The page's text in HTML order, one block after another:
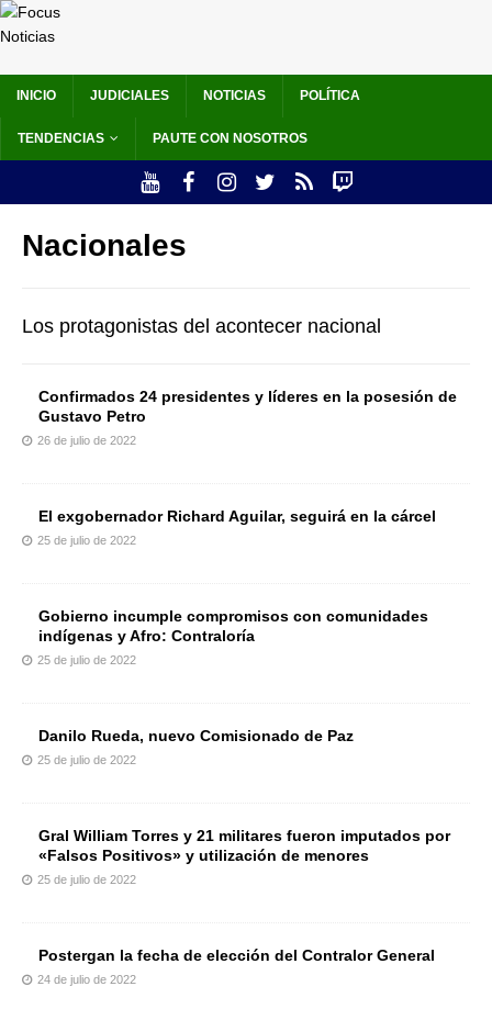
INICIO JUDICIALES NOTICIAS POLÍTICA
TENDENCIAS PAUTE CON NOSOTROS
Nacionales
Los protagonistas del acontecer nacional
Confirmados 24 presidentes y líderes en la posesión de
Gustavo Petro
26 de julio de 2022
El exgobernador Richard Aguilar, seguirá en la cárcel
25 de julio de 2022
Gobierno incumple compromisos con comunidades
indígenas y Afro: Contraloría
25 de julio de 2022
Danilo Rueda, nuevo Comisionado de Paz
25 de julio de 2022
Gral William Torres y 21 militares fueron imputados por
«Falsos Positivos» y utilización de menores
25 de julio de 2022
Postergan la fecha de elección del Contralor General
24 de julio de 2022